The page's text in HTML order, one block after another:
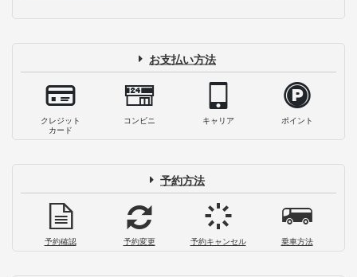
お支払い方法
クレジット
カード
コンビニ キャリア ポイント
予約方法
予約確認 予約変更 予約キャンセル 乗車方法